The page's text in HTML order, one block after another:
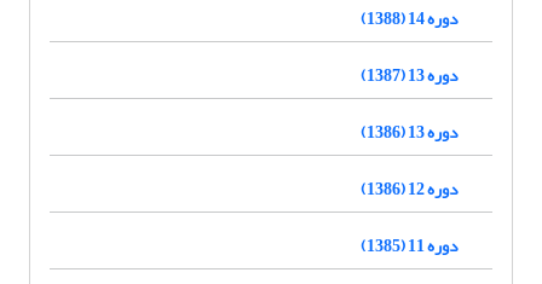
دوره 14 (1388)
دوره 13 (1387)
دوره 13 (1386)
دوره 12 (1386)
دوره 11 (1385)